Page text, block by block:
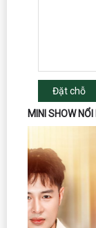
Đặt chỗ
MINI SHOW